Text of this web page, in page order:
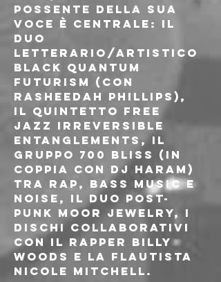
possente della sua
voce è centrale: il
duo
letterario/artistico
Black Quantum
Futurism (con
Rasheedah Phillips),
il quintetto free
jazz Irreversible
Entanglements, il
gruppo 700 Bliss (in
coppia con DJ Haram)
tra rap, bass music e
noise, il duo post-
punk Moor Jewelry, i
dischi collaborativi
con il rapper Billy
Woods e la flautista
Nicole Mitchell.